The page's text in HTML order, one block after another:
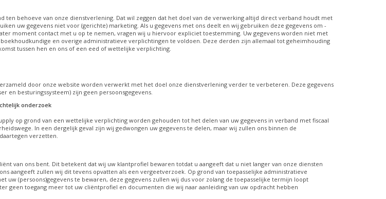
ten behoeve van onze dienstverlening. Dat wil zeggen dat het doel van de verwerking altijd direct verband houdt met
uw gegevens niet voor (gerichte) marketing. Als u gegevens met ons deelt en wij gebruiken deze gegevens om -
moment contact met u op te nemen, vragen wij u hiervoor expliciet toestemming. Uw gegevens worden niet met
en overige administratieve verplichtingen te voldoen. Deze derden zijn allemaal tot geheimhouding
tussen hen en ons of een eed of wettelijke verplichting.
door onze website worden verwerkt met het doel onze dienstverlening verder te verbeteren. Deze gegevens
en besturingssysteem) zijn geen persoonsgegevens.
onderzoek
op grond van een wettelijke verplichting worden gehouden tot het delen van uw gegevens in verband met fiscaal
In een dergelijk geval zijn wij gedwongen uw gegevens te delen, maar wij zullen ons binnen de
verzetten.
van ons bent. Dit betekent dat wij uw klantprofiel bewaren totdat u aangeeft dat u niet langer van onze diensten
aangeeft zullen wij dit tevens opvatten als een vergeetverzoek. Op grond van toepasselijke administratieve
uw (persoons)gegevens te bewaren, deze gegevens zullen wij dus voor zolang de toepasselijke termijn loopt
geen toegang meer tot uw cliëntprofiel en documenten die wij naar aanleiding van uw opdracht hebben